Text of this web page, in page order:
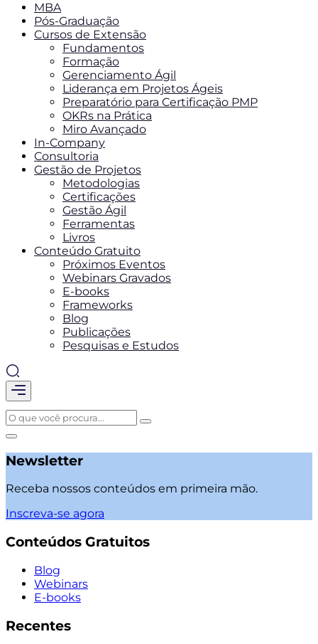
MBA
Pós-Graduação
Cursos de Extensão
Fundamentos
Formação
Gerenciamento Ágil
Liderança em Projetos Ágeis
Preparatório para Certificação PMP
OKRs na Prática
Miro Avançado
In-Company
Consultoria
Gestão de Projetos
Metodologias
Certificações
Gestão Ágil
Ferramentas
Livros
Conteúdo Gratuito
Próximos Eventos
Webinars Gravados
E-books
Frameworks
Blog
Publicações
Pesquisas e Estudos
Newsletter
Receba nossos conteúdos em primeira mão.
Inscreva-se agora
Conteúdos Gratuitos
Blog
Webinars
E-books
Recentes